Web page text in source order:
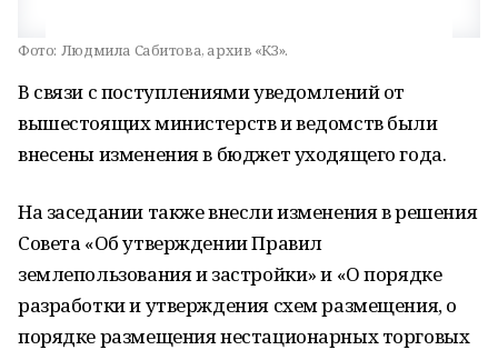
Фото: Людмила Сабитова, архив «КЗ».
В связи с поступлениями уведомлений от
вышестоящих министерств и ведомств были
внесены изменения в бюджет уходящего года.
На заседании также внесли изменения в решения
Совета «Об утверждении Правил
землепользования и застройки» и «О порядке
разработки и утверждения схем размещения, о
порядке размещения нестационарных торговых